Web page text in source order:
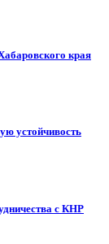
края
устойчивость
с КНР